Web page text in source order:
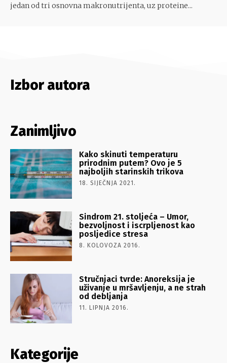
jedan od tri osnovna makronutrijenta, uz proteine...
Izbor autora
Zanimljivo
Kako skinuti temperaturu
prirodnim putem? Ovo je 5
najboljih starinskih trikova
18. SIJEČNJA 2021.
Sindrom 21. stoljeća – Umor,
bezvoljnost i iscrpljenost kao
posljedice stresa
8. KOLOVOZA 2016.
Stručnjaci tvrde: Anoreksija je
uživanje u mršavljenju, a ne strah
od debljanja
11. LIPNJA 2016.
Kategorije